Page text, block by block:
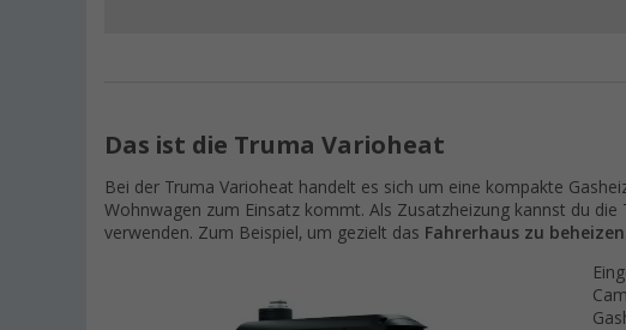
Das ist die Truma Varioheat
Bei der Truma Varioheat handelt es sich um eine kompakte
Wohnwagen zum Einsatz kommt. Als Zusatzheizung kannst du
verwenden. Zum Beispiel, um gezielt das Fahrerhaus zu beheizen